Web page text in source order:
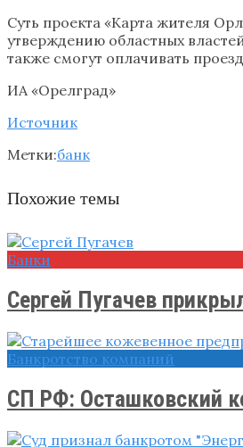
Суть проекта «Карта жителя
утверждению областных
также смогут оплачивать
ИА «Орелград»
Источник
Метки:банк
Похожие темы
Банки
Сергей Пугачев
Банкротство компаний
СП РФ: Осташковский